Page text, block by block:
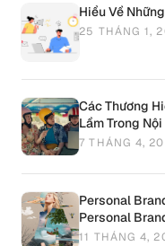
Hiểu Về
25 THÁNG 1,
Các Thương
Lầm Trong
7 THÁNG 4,
Personal
Personal
11 THÁNG 4,